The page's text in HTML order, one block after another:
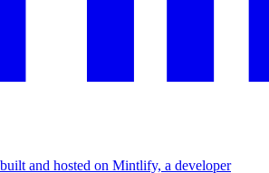
and hosted on Mintlify, a developer